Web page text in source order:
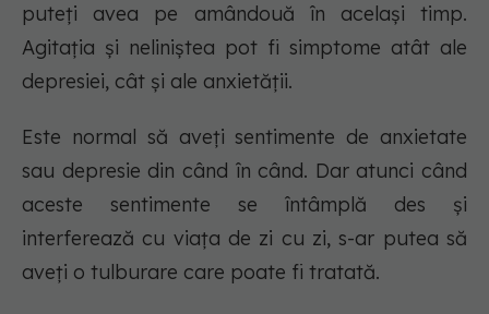
puteți avea pe amândouă în același timp.
Agitația și neliniștea pot fi simptome atât ale
depresiei, cât și ale anxietății.
Este normal să aveți sentimente de anxietate
sau depresie din când în când. Dar atunci când
aceste sentimente se întâmplă des și
interferează cu viața de zi cu zi, s-ar putea să
aveți o tulburare care poate fi tratată.